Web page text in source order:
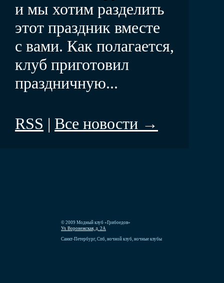
и мы хотим разделить
этот праздник вместе
с вами. Как полагается,
клуб приготовил
праздничную...
RSS | Все новости →
© 2009 Модный клуб «Грибоедов»
Ул. Воронежская, д. 2А
Санкт-Петербург, Спб, ночной клуб, ночные клубы